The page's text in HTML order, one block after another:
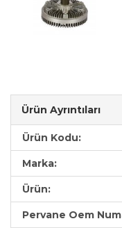
Ürün Ayrıntıları
Ürün Kodu:
Marka:
Ürün:
Pervane Oem